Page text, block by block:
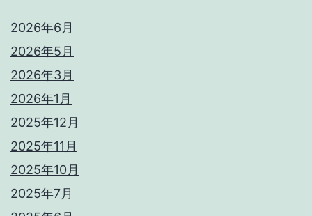
2026年6月
2026年5月
2026年3月
2026年1月
2025年12月
2025年11月
2025年10月
2025年7月